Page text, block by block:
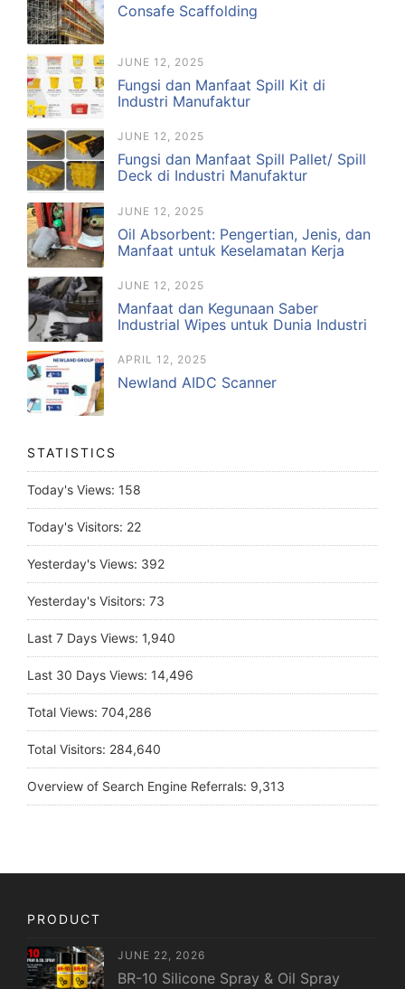
Consafe Scaffolding
JUNE 12, 2025
Fungsi dan Manfaat Spill Kit di
Industri Manufaktur
JUNE 12, 2025
Fungsi dan Manfaat Spill Pallet/ Spill
Deck di Industri Manufaktur
JUNE 12, 2025
Oil Absorbent: Pengertian, Jenis, dan
Manfaat untuk Keselamatan Kerja
JUNE 12, 2025
Manfaat dan Kegunaan Saber
Industrial Wipes untuk Dunia Industri
APRIL 12, 2025
Newland AIDC Scanner
STATISTICS
Today's Views: 158
Today's Visitors: 22
Yesterday's Views: 392
Yesterday's Visitors: 73
Last 7 Days Views: 1,940
Last 30 Days Views: 14,496
Total Views: 704,286
Total Visitors: 284,640
Overview of Search Engine Referrals: 9,313
PRODUCT
JUNE 22, 2026
BR-10 Silicone Spray & Oil Spray